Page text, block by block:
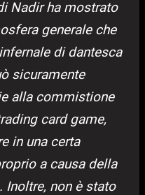
Nadir ha mostrato
generale che
di dantesca
sicuramente
alla commistione
card game,
in una certa
a causa della
Inoltre, non è stato